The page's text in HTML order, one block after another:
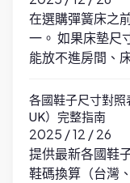
在選購彈簧床之
一。 如果床墊尺
能放不進房間、
各國鞋子尺寸對
UK）完整指南
2025 / 12 / 26
提供最新各國鞋
鞋碼換算（台灣